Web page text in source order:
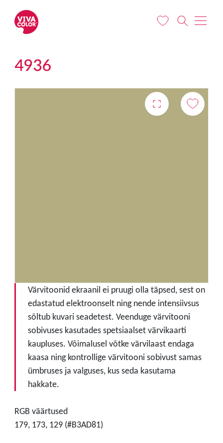
4936
Värvitoonid ekraanil ei pruugi olla täpsed, sest on
edastatud elektroonselt ning nende intensiivsus
sõltub kuvari seadetest. Veenduge värvitooni
sobivuses kasutades spetsiaalset värvikaarti
kaupluses. Võimalusel võtke värvilaast endaga
kaasa ning kontrollige värvitooni sobivust samas
ümbruses ja valguses, kus seda kasutama
hakkate.
RGB väärtused
179, 173, 129 (#B3AD81)